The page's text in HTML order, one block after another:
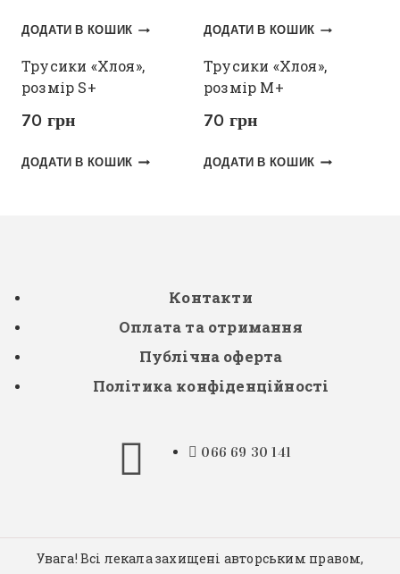
ДОДАТИ В КОШИК ДОДАТИ В КОШИК
Трусики «Хлоя»,
розмір S+
70 грн
ДОДАТИ В КОШИК
Трусики «Хлоя»,
розмір M+
70 грн
ДОДАТИ В КОШИК
Контакти
Оплата та отримання
Публічна оферта
Політика конфіденційності
066 69 30 141
Увага! Всі лекала захищені авторським правом,